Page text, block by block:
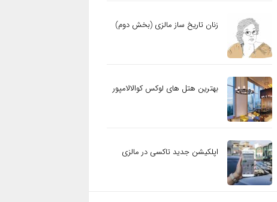
زنان تاریخ ساز مالزی (بخش دوم)
بهترین هتل های لوکس کوالالامپور
اپلکیشن جدید تاکسی در مالزی